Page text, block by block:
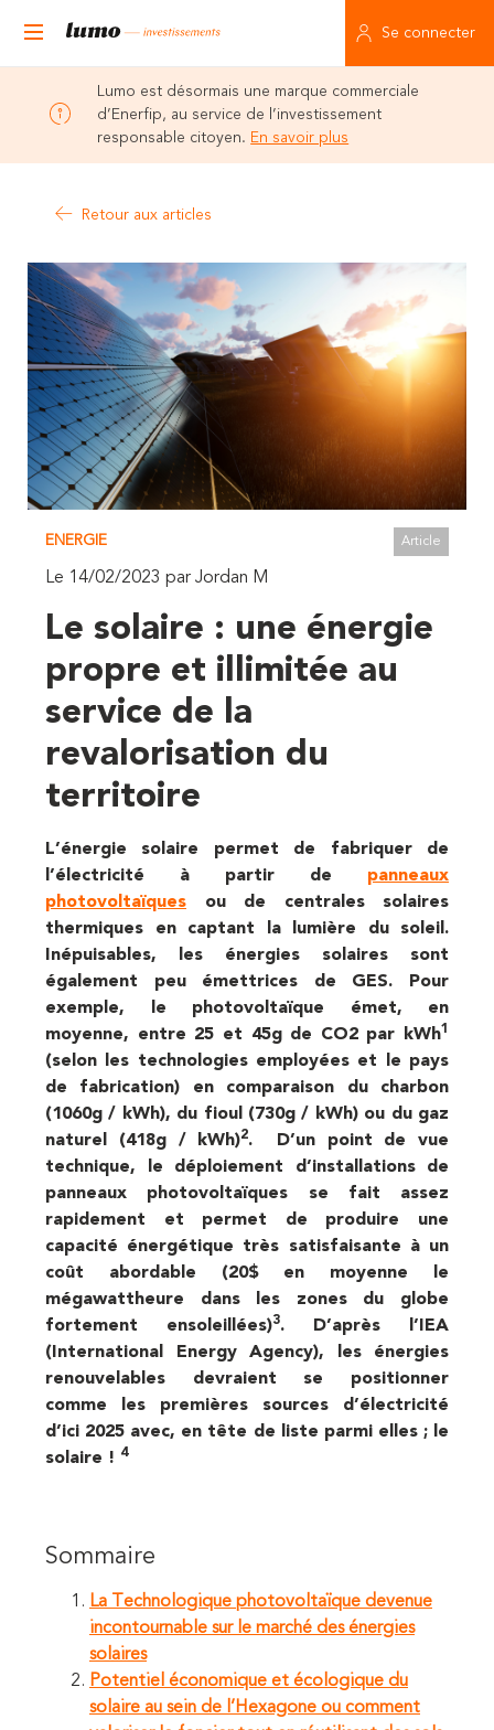
Se connecter
Lumo est désormais une marque commerciale
d’Enerfip, au service de l’investissement
responsable citoyen. En savoir plus
Retour aux articles
ENERGIE Article
Le 14/02/2023 par Jordan M
Le solaire : une énergie
propre et illimitée au
service de la
revalorisation du
territoire
L’énergie solaire permet de fabriquer de
l’électricité à partir de panneaux
photovoltaïques ou de centrales solaires
thermiques en captant la lumière du soleil.
Inépuisables, les énergies solaires sont
également peu émettrices de GES. Pour
exemple, le photovoltaïque émet, en
moyenne, entre 25 et 45g de CO2 par kWh1
(selon les technologies employées et le pays
de fabrication) en comparaison du charbon
(1060g / kWh), du fioul (730g / kWh) ou du gaz
naturel (418g / kWh)2. D’un point de vue
technique, le déploiement d’installations de
panneaux photovoltaïques se fait assez
rapidement et permet de produire une
capacité énergétique très satisfaisante à un
coût abordable (20$ en moyenne le
mégawattheure dans les zones du globe
fortement ensoleillées)3. D’après l’IEA
(International Energy Agency), les énergies
renouvelables devraient se positionner
comme les premières sources d’électricité
d’ici 2025 avec, en tête de liste parmi elles ; le
solaire ! 4
Sommaire
La Technologique photovoltaïque devenue
incontournable sur le marché des énergies
solaires
Potentiel économique et écologique du
solaire au sein de l’Hexagone ou comment